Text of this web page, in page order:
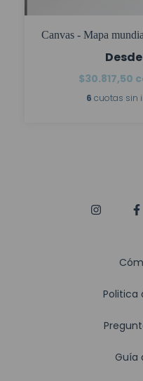
Canvas - Mapa
$30.817,50
6 cuotas sin
Politica
Guía